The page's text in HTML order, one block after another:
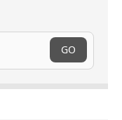
GO